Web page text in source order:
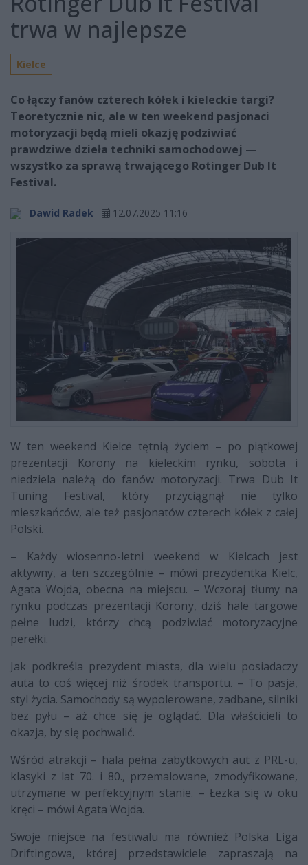
trwa w najlepsze
Kielce
Co łączy fanów czterech kółek i kieleckie targi?
Teoretycznie nic, ale w ten weekend pasjonaci
motoryzacji będą mieli okazję podziwiać
prawdziwe dzieła techniki samochodowej —
wszystko za sprawą trwającego Rotinger Dub It
Festival.
Dawid Radek 12.07.2025 11:16
W ten weekend Kielce tętnią życiem – po piątkowej
prezentacji Korony na kieleckim rynku, sobota i
niedziela należą do fanów motoryzacji. Trwa Dub It
Tuning Festival, który przyciągnął nie tylko
mieszkańców, ale też pasjonatów czterech kółek z całej
Polski.
– Każdy wiosenno-letni weekend w Kielcach jest
aktywny, a ten szczególnie – mówi prezydentka Kielc,
Agata Wojda, obecna na miejscu. – Wczoraj tłumy na
rynku podczas prezentacji Korony, dziś hale targowe
pełne ludzi, którzy chcą podziwiać motoryzacyjne
perełki.
Jak podkreśla prezydent miasta, dla wielu posiadaczy
auta to coś więcej niż środek transportu. – To pasja,
styl życia. Samochody są wypolerowane, zadbane, silniki
bez pyłu – aż chce się je oglądać. Dla właścicieli to
okazja, by się pochwalić.
Wśród atrakcji – hala pełna zabytkowych aut z PRL-u,
klasyki z lat 70. i 80., przemalowane, zmodyfikowane,
utrzymane w perfekcyjnym stanie. – Łezka się w oku
kręci – mówi Agata Wojda.
Swoje miejsce na festiwalu ma również Polska Liga
Driftingowa, której przedstawiciele zapraszają na